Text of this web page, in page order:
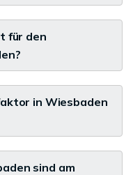
für den
in Wiesbaden
sind am